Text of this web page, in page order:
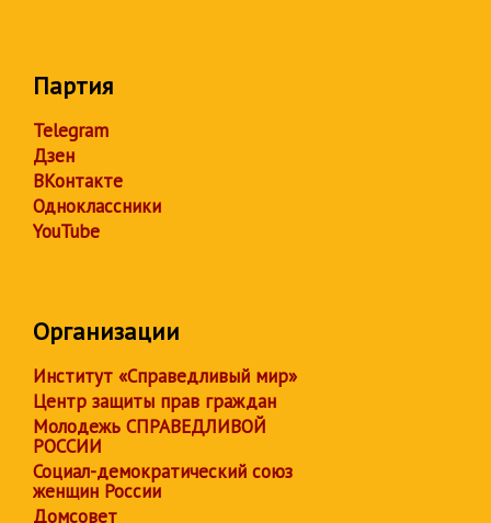
Партия
Telegram
Дзен
ВКонтакте
Одноклассники
YouTube
Организации
Институт «Справедливый мир»
Центр защиты прав граждан
Молодежь СПРАВЕДЛИВОЙ
РОССИИ
Социал-демократический союз
женщин России
Домсовет